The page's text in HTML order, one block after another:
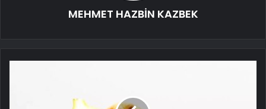
MEHMET HAZBİN KAZBEK